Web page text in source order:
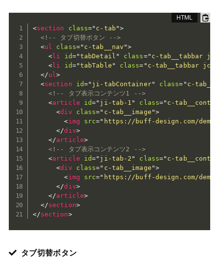
<section class=" c-tab ">
<!-- タブ切替ボタン -->
<ul class=" c-tab__nav ">
< li id="tabDetail " class=" c-tab__tabbar
< li id="tabTable " class= " c-tab__tabbar jc-
</ul>
<section id=" ji-tabContainer" class= " c-
<!-- タブ表示コンテンツ1 -->
<article id=" ji-tab-1 " class=" c-
<div class=" c-tab__image ">
<img src=" https://buff-design.com/
</div>
</article>
<!-- タブ表示コンテンツ2 -->
<article id=" ji-tab-2 " class=" c-
<div class=" c-tab__image ">
<img src=" https://buff-design.com/
</div>
</article>
</section>
</section>
タブ切替ボタン